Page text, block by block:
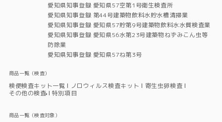
愛知県知事登録 愛知県57空第1号衛生検査所
愛知県知事登録 第44号建築物飲料水貯水槽清掃業
愛知県知事登録 愛知県57貯第9号建築物飲料水水質検査業
愛知県知事登録 愛知県56水第23号建築物ねずみこん虫等
防除業
愛知県知事登録 愛知県57ね第3号
商品一覧（検査）
検便検査キット一覧 ノロウィルス検査キット
寄生虫卵検査
その他の検査
特別項目
商品一覧（検査対象）